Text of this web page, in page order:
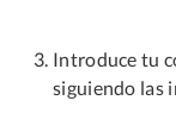
Introduce tu
siguiendo las